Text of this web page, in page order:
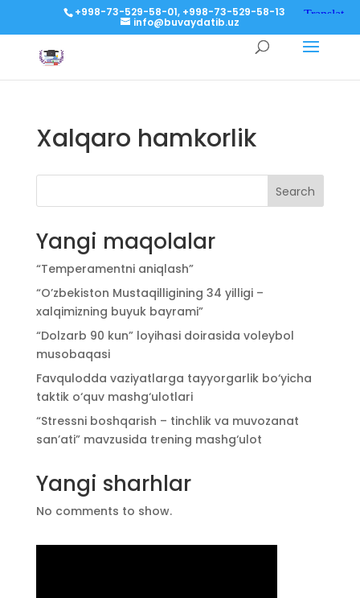
+998-73-529-58-01, +998-73-529-58-13
info@buvaydatib.uz
Xalqaro hamkorlik
Search
Yangi maqolalar
“Temperamentni aniqlash”
“O’zbekiston Mustaqilligining 34 yilligi –
xalqimizning buyuk bayrami”
“Dolzarb 90 kun” loyihasi doirasida voleybol
musobaqasi
Favqulodda vaziyatlarga tayyorgarlik bo‘yicha
taktik o‘quv mashg‘ulotlari
“Stressni boshqarish – tinchlik va muvozanat
san’ati” mavzusida trening mashg‘ulot
Yangi sharhlar
No comments to show.